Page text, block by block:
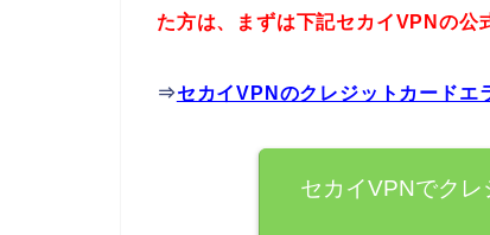
た方は、まずは下記セカイVPNの公
⇒セカイVPNのクレジットカードエ
セカイVPNでク